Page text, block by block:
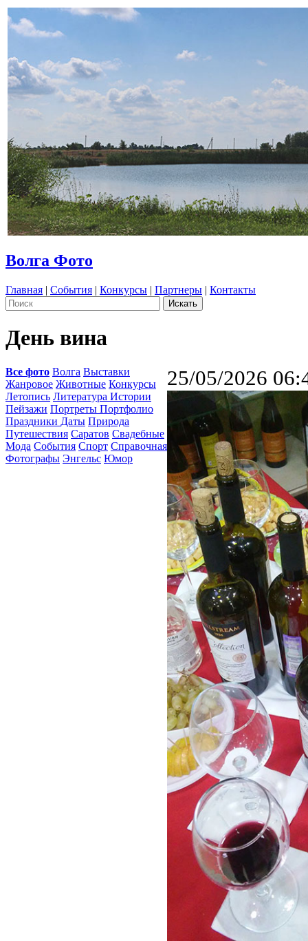
Волга Фото
Главная | События | Конкурсы | Партнеры | Контакты
День вина
Все фото Волга Выставки
Жанровое Животные Конкурсы
Летопись Литература Истории
Пейзажи Портреты Портфолио
Праздники Даты Природа
Путешествия Саратов Свадебные
Мода События Спорт Справочная
Фотографы Энгельс Юмор
25/05/2026